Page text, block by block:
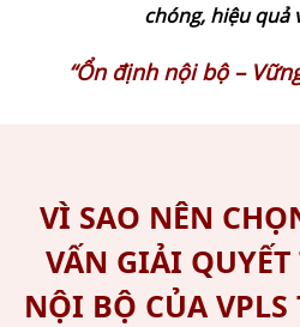
chóng, hiệu quả
“Ổn định nội bộ –
VÌ SAO NÊN
VẤN GIẢI
NỘI BỘ CỦA